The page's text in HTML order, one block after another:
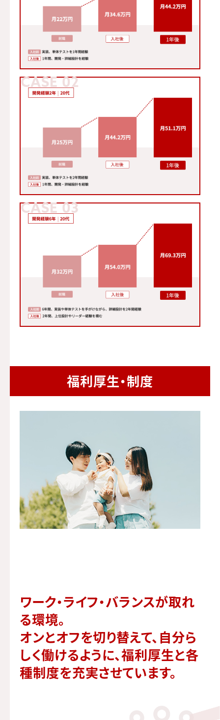
CASE 02
CASE 03
福利厚生・制度
ワーク・ライフ・バランスが取れ
る環境。
オンとオフを切り替えて、自分ら
しく働けるように、福利厚生と各
種制度を充実させています。